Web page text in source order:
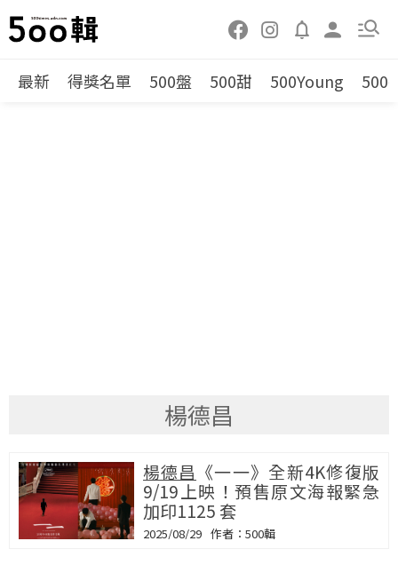
最新 得獎名單 500盤 500甜 500Young 500
楊德昌
楊德昌 《一一》全新4K修復版
9/19上映！預售原文海報緊急
加印1125 套
2025/08/29 500輯